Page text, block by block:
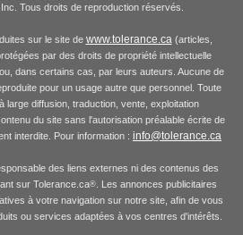
Tous droits de reproduction réservés.
sur le site de www.tolerance.ca (articles,
par des droits de propriété intellectuelle
dans certains cas, par leurs auteurs. Aucune de
pour un usage autre que personnel. Toute
large diffusion, traduction, vente, exploitation
du site sans l'autorisation préalable écrite de
interdite. Pour information : info@tolerance.ca
des liens externes ni des contenus des
sur Tolerance.ca®. Les annonces publicitaires
à votre navigation sur notre site, afin de vous
ou services adaptées à vos centres d'intérêts.